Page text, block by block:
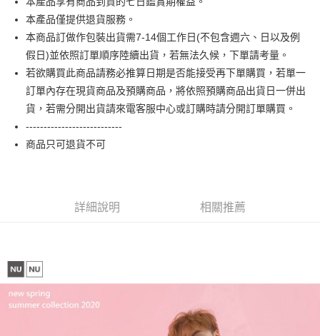
大哥付你分期
相關說明
【大哥付你分期使用說明】
1.本服務由台灣大哥大提供，台灣大哥大用戶可立即使用無須另外申請。
2.付款方式選擇「大哥付你分期」，訂單成立後會自動跳轉到大哥付的交易
流程，驗證手機門號後，選擇欲分期的期數、繳款截止日，確認付款後即完
成交易。
3.實際核准額度、可分期數及費用金額請依後續交易確認頁面所載為準。
消。如遇「轉專審核」未通過狀況，表示未達大哥付你分期系統評分，恕無
法說明評估內容。
帳／街口支付／iPASS MONEY」等通路繳費。
用戶於交易時，得透過本服務購買商品或服務，並由商店將買賣／分期付款
買賣價金債權讓與本公司後，依約使用本公司帳單繳交帳款。
2.基於同意付款使用「大哥付你分期」之契約關係目的，商店將以您的個人
資料（包含姓名、電話或地址）提供予台灣大哥大進項蒐集、處理及利用，
由本公司與您本人進行分期帳單所需資料之確認、核對及更正。
3.完整用戶服務條款，請詳閱以下連結：https://oppay.tw/userRule
AFTEE先享後付
相關說明
【關於「AFTEE先享後付」】
AFTEE先享後付是「在收到商品之後才付款」的支付方式。 讓您購物簡單
便利好安心！
１．簡單：不需註冊會員、不需綁卡、不需儲值。
３．安心：先確認商品／服務後，再付款。
結帳頁面，進行簡訊認證並確認金額後，即可完成結帳。
２．訂單成立數日內，您將收到繳費通知簡訊。
購買商品的店家。未經商家同意取消之訂單仍視為有效，需透過AFTEE先享
後付繳納相關費用。
※ 交易是否成功請以「AFTEE先享後付 」之結帳頁面顯示為準，若有關於
是否繳費成功／繳費後需取消欲退款等相關疑問，請聯繫「AFTEE先享後付
https://netprotections.freshdesk.com/support/home
ATM付款
運送方式
付款後全家取貨
每筆NT$65，滿NT$899(含以上)免運費
付款後7-11取貨
每筆NT$60，滿NT$899(含以上)免運費
本產品僅提供退貨服務。
本商品訂做作包裝出貨需7-14個工作日(不包含週六、日以及例
假日)並依照訂單順序陸續出貨，若無法久候，下單請考量。
若欲購買此商品請務必推算日期是否能接受再下單購買，若單一
訂單內存在現貨商品及預購商品，將依照預購商品出貨日一併出
貨，若需分開出貨請來電客服中心或訂購時請分開訂單購買。
---------------------------
商品只可退貨不可
詳細說明 相關推薦